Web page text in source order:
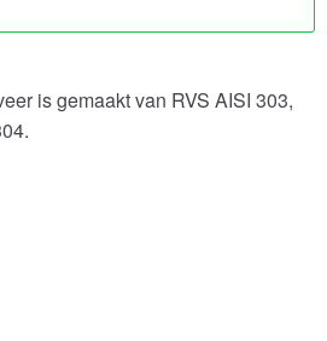
is gemaakt van RVS AISI 303,